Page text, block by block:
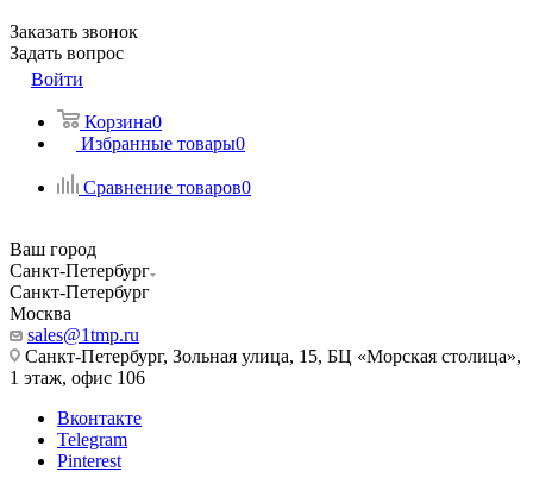
Заказать звонок
Задать вопрос
Войти
Корзина0
Избранные товары0
Сравнение товаров0
Ваш город
Санкт-Петербург
Санкт-Петербург
Москва
sales@1tmp.ru
Санкт-Петербург, Зольная улица, 15, БЦ «Морская столица»,
1 этаж, офис 106
Вконтакте
Telegram
Pinterest